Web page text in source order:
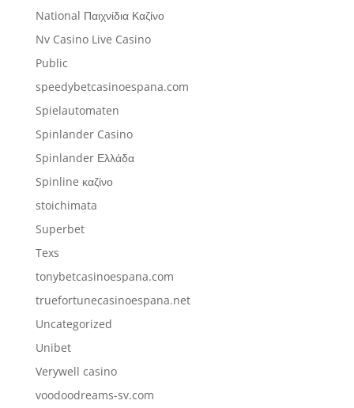
National Παιχνίδια Καζίνο
Nv Casino Live Casino
Public
speedybetcasinoespana.com
Spielautomaten
Spinlander Casino
Spinlander Ελλάδα
Spinline καζίνο
stoichimata
Superbet
Texs
tonybetcasinoespana.com
truefortunecasinoespana.net
Uncategorized
Unibet
Verywell casino
voodoodreams-sv.com